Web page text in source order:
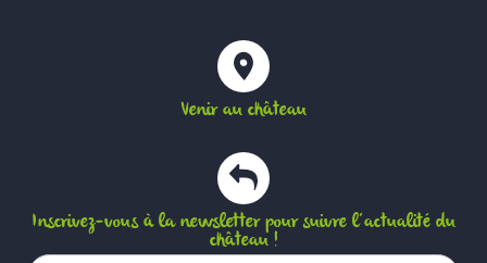
Venir au château
Inscrivez-vous à la newsletter pour suivre l’actualité du
château !